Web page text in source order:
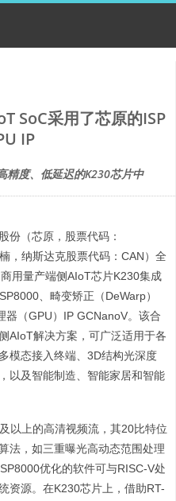
SoC采用了芯原的ISP
IP
精度、低延迟的K230芯片中
（芯原，股票代码：
，纳斯达克股票代码：CAN）全
用量产端侧AIoT芯片K230集成
、畸变矫正（DeWarp）
（GPU）IP GCNanoV。该合
AIoT解决方案，可广泛适用于各
模态接入终端、3D结构光深度
以及智能制造、智能家居和智能
以上的高清视频流，其20比特位
法，如三重曝光高动态范围处理
优化的软件可与RISC-V处
资源。在K230芯片上，借助RT-